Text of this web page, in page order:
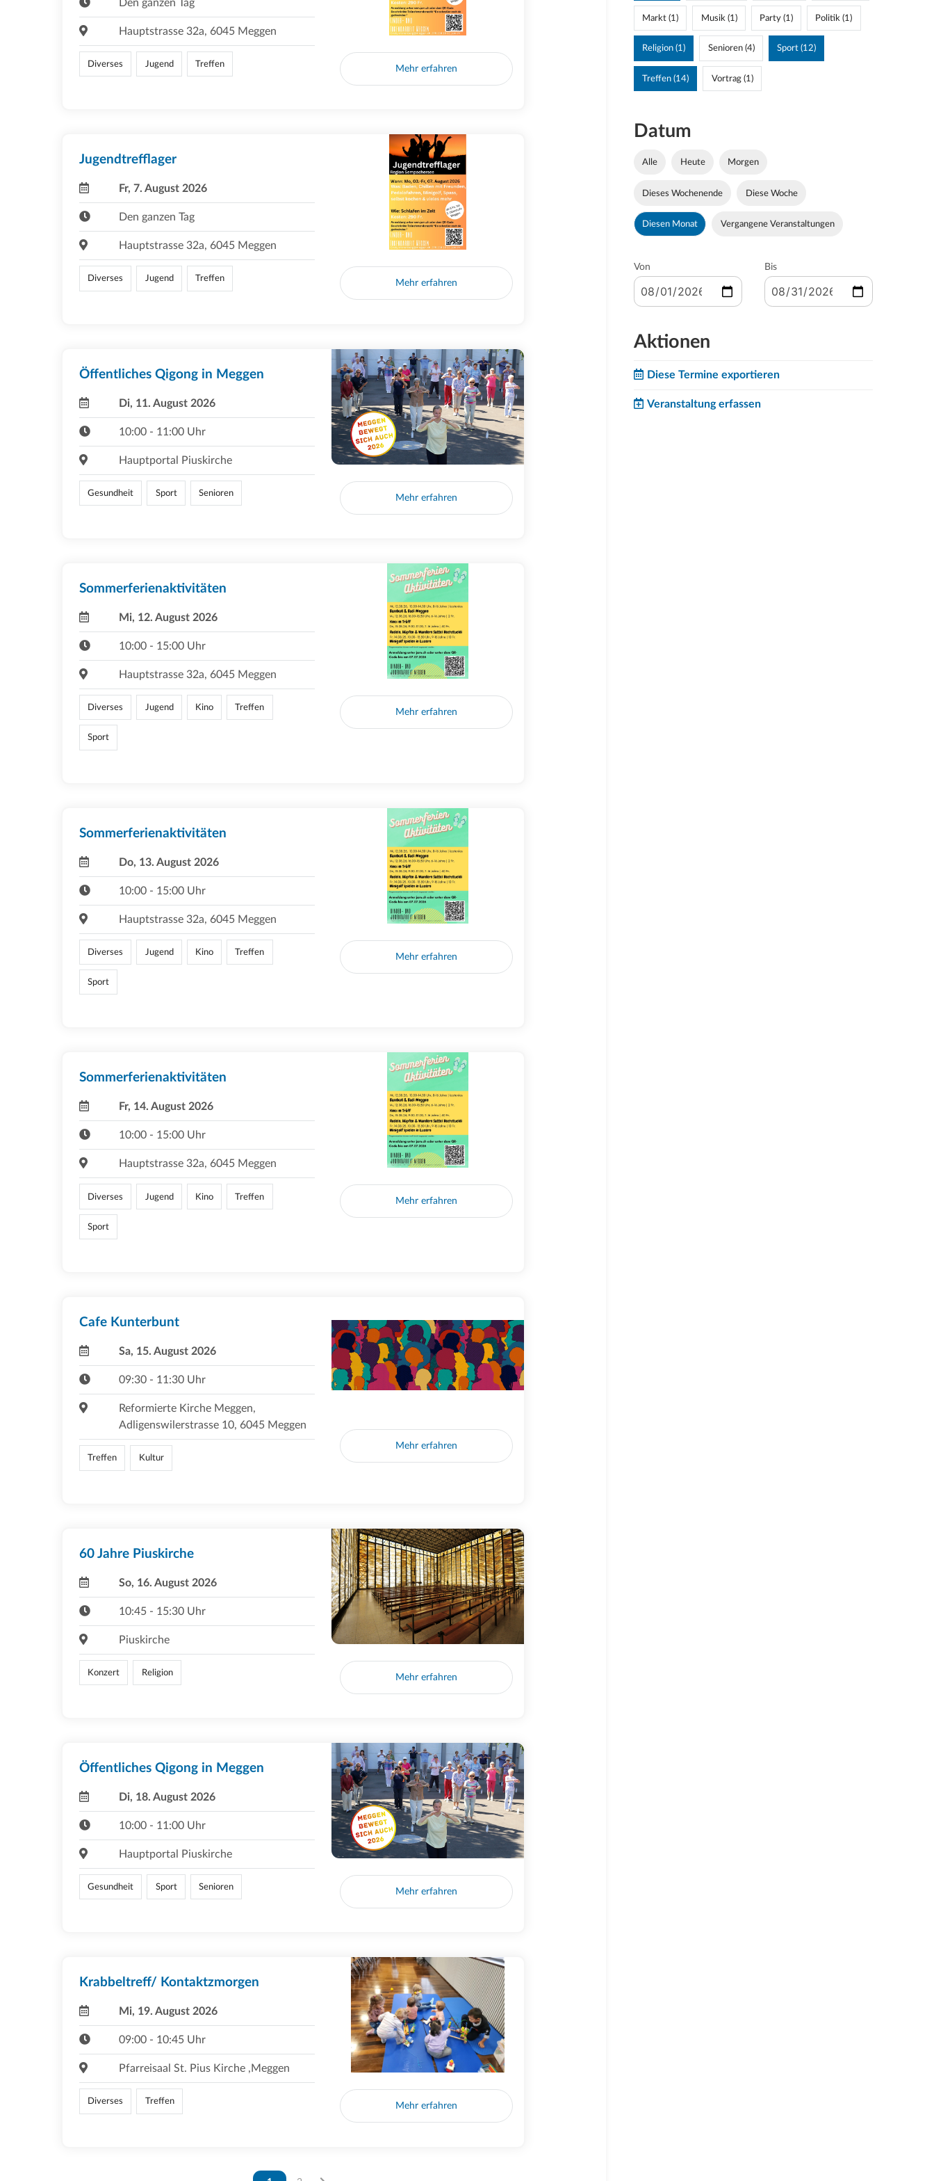
Den ganzen Tag
Hauptstrasse 32a, 6045 Meggen
Diverses Jugend Treffen Mehr erfahren
Jugendtrefflager
Fr, 7. August 2026
Den ganzen Tag
Hauptstrasse 32a, 6045 Meggen
Diverses Jugend Treffen Mehr erfahren
Öffentliches Qigong in Meggen
Di, 11. August 2026
10:00 - 11:00 Uhr
Hauptportal Piuskirche
Gesundheit Sport Senioren Mehr erfahren
Sommerferienaktivitäten
Mi, 12. August 2026
10:00 - 15:00 Uhr
Hauptstrasse 32a, 6045 Meggen
Diverses Jugend Kino Treffen
Sport
Mehr erfahren
Sommerferienaktivitäten
Do, 13. August 2026
10:00 - 15:00 Uhr
Hauptstrasse 32a, 6045 Meggen
Diverses Jugend Kino Treffen
Sport
Mehr erfahren
Sommerferienaktivitäten
Fr, 14. August 2026
10:00 - 15:00 Uhr
Hauptstrasse 32a, 6045 Meggen
Diverses Jugend Kino Treffen
Sport
Mehr erfahren
Cafe Kunterbunt
Sa, 15. August 2026
09:30 - 11:30 Uhr
Reformierte Kirche Meggen,
Adligenswilerstrasse 10, 6045 Meggen
Treffen Kultur
Mehr erfahren
60 Jahre Piuskirche
So, 16. August 2026
10:45 - 15:30 Uhr
Piuskirche
Konzert Religion Mehr erfahren
Öffentliches Qigong in Meggen
Di, 18. August 2026
10:00 - 11:00 Uhr
Hauptportal Piuskirche
Gesundheit Sport Senioren Mehr erfahren
Krabbeltreff/ Kontaktzmorgen
Mi, 19. August 2026
09:00 - 10:45 Uhr
Pfarreisaal St. Pius Kirche ,Meggen
Diverses Treffen Mehr erfahren
Markt (1) Musik (1) Party (1) Politik (1)
Religion (1) Senioren (4) Sport (12)
Treffen (14) Vortrag (1)
Datum
Alle Heute Morgen
Dieses Wochenende Diese Woche
Diesen Monat Vergangene Veranstaltungen
Von Bis
Aktionen
Diese Termine exportieren
Veranstaltung erfassen